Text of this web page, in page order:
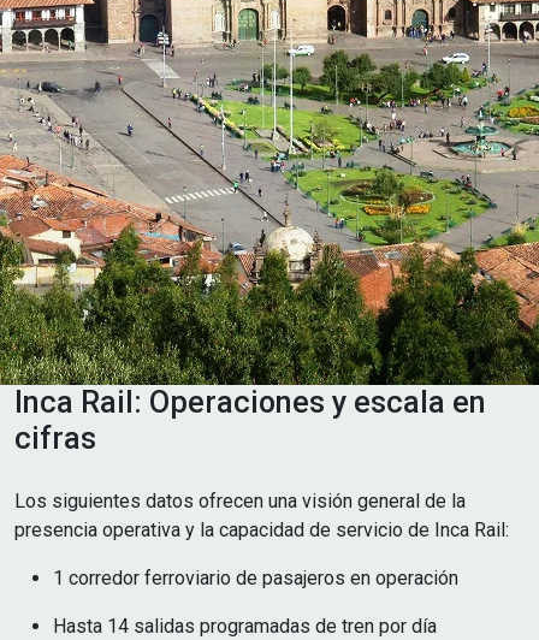
Inca Rail: Operaciones y escala en
cifras
Los siguientes datos ofrecen una visión general de la
presencia operativa y la capacidad de servicio de Inca Rail:
1 corredor ferroviario de pasajeros en operación
Hasta 14 salidas programadas de tren por día